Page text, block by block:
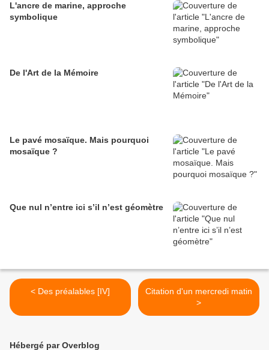
L'ancre de marine, approche
symbolique
De l'Art de la Mémoire
Le pavé mosaïque. Mais pourquoi
mosaïque ?
Que nul n’entre ici s’il n’est géomètre
< Des préalables [IV]
Citation d'un mercredi matin
>
Hébergé par Overblog